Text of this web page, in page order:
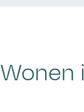
Wonen